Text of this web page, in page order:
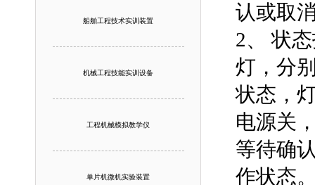
船舶工程技术实训装置
机械工程技能实训设备
工程机械模拟教学仪
单片机微机实验装置
认或取
2、
状
灯，分
状态，
电源关
等待确
作状态